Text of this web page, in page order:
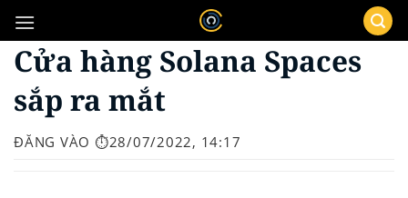
qua
nội
dung
Cửa hàng Solana Spaces
sắp ra mắt
ĐĂNG VÀO ⏱️28/07/2022, 14:17